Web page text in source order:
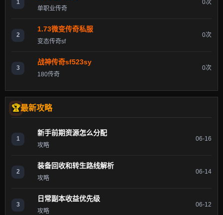
1
单职业传奇
0次
2
1.73微变传奇私服
变态传奇sf
0次
3
战神传奇sf523sy
180传奇
0次
最新攻略
1
新手前期资源怎么分配
攻略
06-16
2
装备回收和转生路线解析
攻略
06-14
3
日常副本收益优先级
攻略
06-12